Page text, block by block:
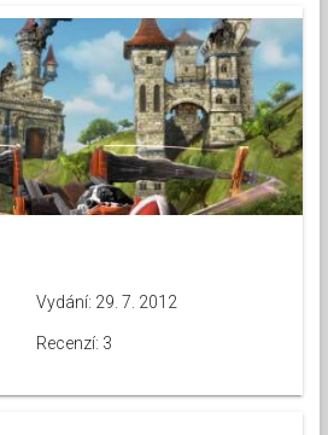
Vydání: 29. 7. 2012
Recenzí: 3